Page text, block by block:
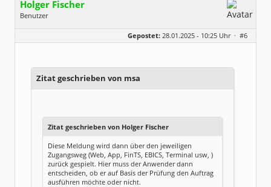
Holger Fischer
Benutzer
Alter:
54
Gepostet: 28.01.2025 - 10:25 Uhr · #6
Zitat geschrieben von msa
Zitat geschrieben von Holger Fischer
Diese Meldung wird dann über den jeweiligen
Zugangsweg (Web, App, FinTS, EBICS, Terminal usw, )
zurück gespielt. Hier muss der Anwender dann
entscheiden, ob er auf Basis der Prüfung den Auftrag
ausführen möchte oder nicht.